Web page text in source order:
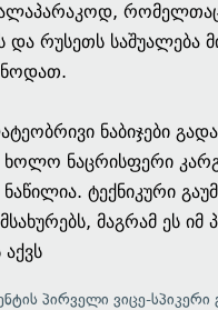
სალაპარაკოდ,
რუსეთს საშუალება
ნაბიჯები
ხოლო ნაცრისფერი
ტექნიკური
მაგრამ ეს
პირველი ვიცე-